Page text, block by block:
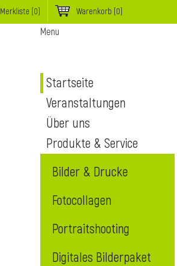
Merkliste (0) Warenkorb (0)
Menu
Startseite
Veranstaltungen
Über uns
Produkte & Service
Bilder & Drucke
Fotocollagen
Portraitshooting
Digitales Bilderpaket